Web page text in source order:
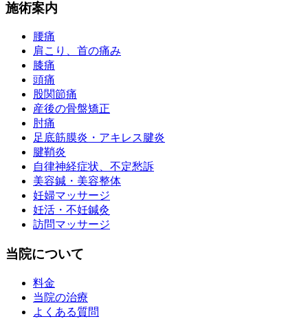
施術案内
腰痛
肩こり、首の痛み
膝痛
頭痛
股関節痛
産後の骨盤矯正
肘痛
足底筋膜炎・アキレス腱炎
腱鞘炎
自律神経症状、不定愁訴
美容鍼・美容整体
妊婦マッサージ
妊活・不妊鍼灸
訪問マッサージ
当院について
料金
当院の治療
よくある質問